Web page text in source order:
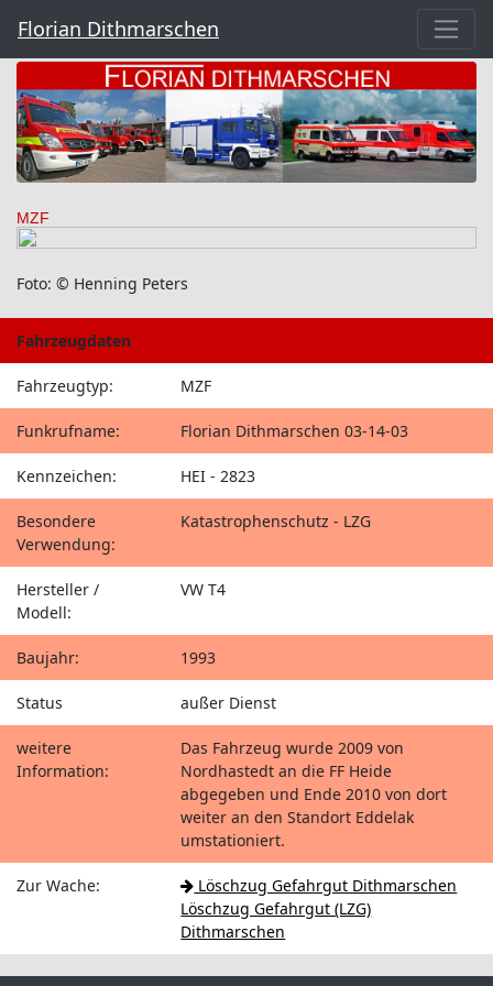
Florian Dithmarschen
MZF
Foto: © Henning Peters
Fahrzeugdaten
Fahrzeugtyp: MZF
Funkrufname: Florian Dithmarschen 03-14-03
Kennzeichen: HEI - 2823
Besondere
Verwendung:
Katastrophenschutz - LZG
Hersteller /
Modell:
VW T4
Baujahr: 1993
Status außer Dienst
weitere
Information:
Das Fahrzeug wurde 2009 von
Nordhastedt an die FF Heide
abgegeben und Ende 2010 von dort
weiter an den Standort Eddelak
umstationiert.
Zur Wache:
Löschzug Gefahrgut Dithmarschen
Löschzug Gefahrgut (LZG)
Dithmarschen